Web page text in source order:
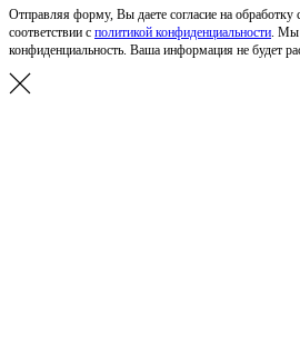
Отправляя форму, Вы даете согласие на
соответствии с политикой конфиденциальности. Мы
конфиденциальность. Ваша информация не будет